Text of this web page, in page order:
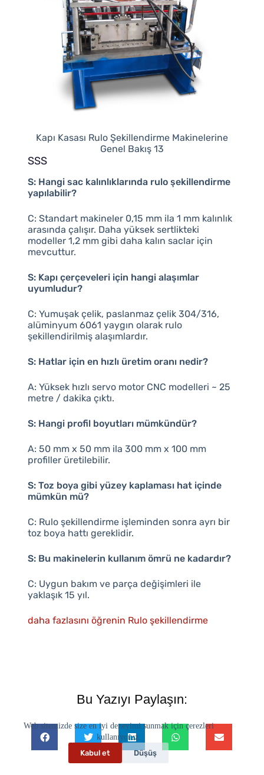
Web sitemizde size en iyi deneyimi sunmak için çerezleri
kullanıyoruz.
Kabul et
Düşüş
Kapı Kasası Rulo Şekillendirme Makinelerine
Genel Bakış 13
SSS
S: Hangi sac kalınlıklarında rulo şekillendirme
yapılabilir?
C: Standart makineler 0,15 mm ila 1 mm kalınlık
arasında çalışır. Daha yüksek sertlikteki
modeller 1,2 mm gibi daha kalın saclar için
mevcuttur.
S: Kapı çerçeveleri için hangi alaşımlar
uyumludur?
C: Yumuşak çelik, paslanmaz çelik 304/316,
alüminyum 6061 yaygın olarak rulo
şekillendirilmiş alaşımlardır.
S: Hatlar için en hızlı üretim oranı nedir?
A: Yüksek hızlı servo motor CNC modelleri ~ 25
metre / dakika çıktı.
S: Hangi profil boyutları mümkündür?
A: 50 mm x 50 mm ila 300 mm x 100 mm
profiller üretilebilir.
S: Toz boya gibi yüzey kaplaması hat içinde
mümkün mü?
C: Rulo şekillendirme işleminden sonra ayrı bir
toz boya hattı gereklidir.
S: Bu makinelerin kullanım ömrü ne kadardır?
C: Uygun bakım ve parça değişimleri ile
yaklaşık 15 yıl.
daha fazlasını öğrenin Rulo şekillendirme
Bu Yazıyı Paylaşın: